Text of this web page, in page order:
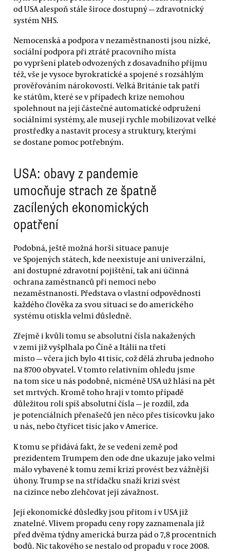
od USA alespoň stále široce dostupný — zdravotnický
systém NHS.
Nemocenská a podpora v nezaměstnanosti jsou nízké,
sociální podpora při ztrátě pracovního místa
po vypršení plateb odvozených z dosavadního příjmu
též, vše je vysoce byrokratické a spojené s rozsáhlým
prověřováním nárokovosti. Velká Británie tak patří
ke státům, které se v případech krize nemohou
spolehnout na její částečné automatické odpružení
sociálními systémy, ale musejí rychle mobilizovat velké
prostředky a nastavit procesy a struktury, kterými
se dostane pomoc potřebným.
USA: obavy z pandemie
umocňuje strach ze špatně
zacílených ekonomických
opatření
Podobná, ještě možná horší situace panuje
ve Spojených státech, kde neexistuje ani univerzální,
ani dostupné zdravotní pojištění, tak ani účinná
ochrana zaměstnanců při nemoci nebo
nezaměstnanosti. Představa o vlastní odpovědnosti
každého člověka za svou situaci se do amerického
systému otiskla velmi důsledně.
Zřejmě i kvůli tomu se absolutní čísla nakažených
v zemi již vyšplhala po Číně a Itálii na třetí
místo — včera jich bylo 41 tisíc, což dělá zhruba jednoho
na 8700 obyvatel. V tomto relativním ohledu jsme
na tom sice u nás podobně, nicméně USA už hlásí na pět
set mrtvých. Kromě toho hrají v tomto případě
důležitou roli spíš absolutní čísla — je rozdíl, zda
je potenciálních přenašečů jen něco přes tisícovku jako
u nás, nebo čtyřicet tisíc jako v Americe.
K tomu se přidává fakt, že se vedení země pod
prezidentem Trumpem den ode dne ukazuje jako velmi
málo vybavené k tomu zemí krizí provést bez vážnější
úhony. Trump se na střídačku snaží krizi svést
na cizince nebo zlehčovat její závažnost.
Její ekonomické důsledky jsou přitom i v USA již
znatelné. Vlivem propadu ceny ropy zaznamenala již
před dvěma týdny americká burza pád o 7,8 procentních
bodů. Nic takového se nestalo od propadu v roce 2008.